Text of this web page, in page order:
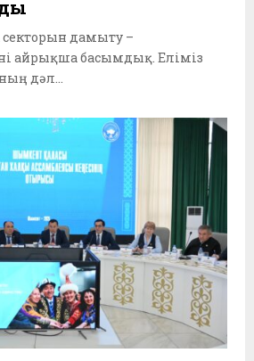
секторын дамыту –
айрықша басымдық. Еліміз
дәл...